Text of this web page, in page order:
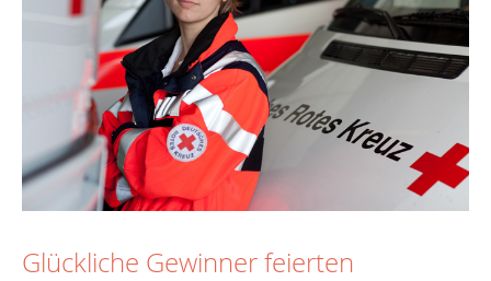
Glückliche Gewinner feierten